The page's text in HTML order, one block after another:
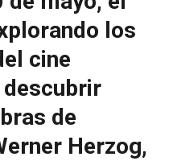
los
cine
de
Herzog,